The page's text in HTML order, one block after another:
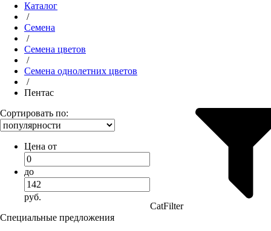
Каталог
/
Семена
/
Семена цветов
/
Семена однолетних цветов
/
Пентас
Сортировать по:
Цена от
до
руб.
Специальные предложения
CatFilter